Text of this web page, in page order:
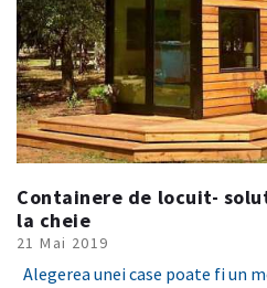
Containere de locuit-
la cheie
21 Mai 2019
Alegerea unei case poate fi un